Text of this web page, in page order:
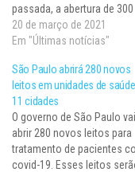
passada, a abertura de 300
leitos na cidade. Segundo o
secretário municipal de
tem 800 leitos com
de abertura na cidade, que
estão inativados por falta…
20 de março de 2021
Em "Últimas notícias"
São Paulo abrirá 280 novos
leitos em unidades de
11 cidades
O governo de São Paulo vai
abrir 280 novos leitos para
tratamento de pacientes
covid-19. Esses leitos